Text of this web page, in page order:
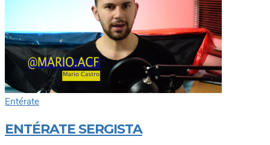
Entérate
ENTÉRATE SERGISTA